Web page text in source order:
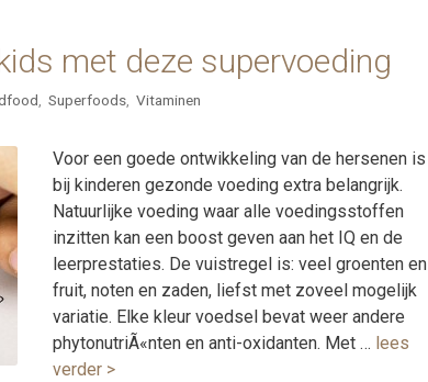
met deze supervoeding
Superfoods Vitaminen
Voor een goede ontwikkeling van de hersenen is
bij kinderen gezonde voeding extra belangrijk.
Natuurlijke voeding waar alle voedingsstoffen
inzitten kan een boost geven aan het IQ en de
leerprestaties. De vuistregel is: veel groenten en
fruit, noten en zaden, liefst met zoveel mogelijk
variatie. Elke kleur voedsel bevat weer andere
phytonutriÃ«nten en anti-oxidanten. Met … lees
verder >